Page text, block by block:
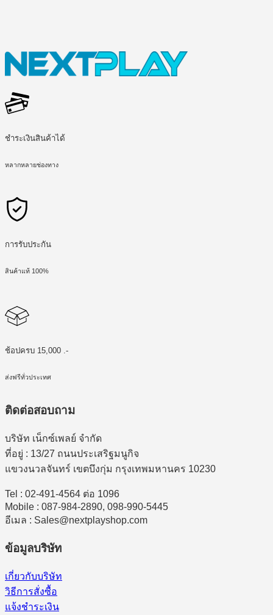
ชำระเงินสินค้าได้
หลากหลายช่องทาง
การรับประกัน
สินค้าแท้ 100%
ช้อปครบ 15,000 .-
ส่งฟรีทั่วประเทศ
ติดต่อสอบถาม
บริษัท เน็กซ์เพลย์ จำกัด
ที่อยู่ : 13/27 ถนนประเสริฐมนูกิจ
แขวงนวลจันทร์ เขตบึงกุ่ม กรุงเทพมหานคร 10230
Tel : 02-491-4564 ต่อ 1096
Mobile : 087-984-2890, 098-990-5445
อีเมล : Sales@nextplayshop.com
ข้อมูลบริษัท
เกี่ยวกับบริษัท
วิธีการสั่งซื้อ
แจ้งชำระเงิน